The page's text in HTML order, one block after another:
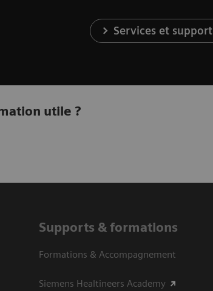
Services et support
utile ?
Supports & formations
Formations & Accompagnement
Siemens Healtineers Academy